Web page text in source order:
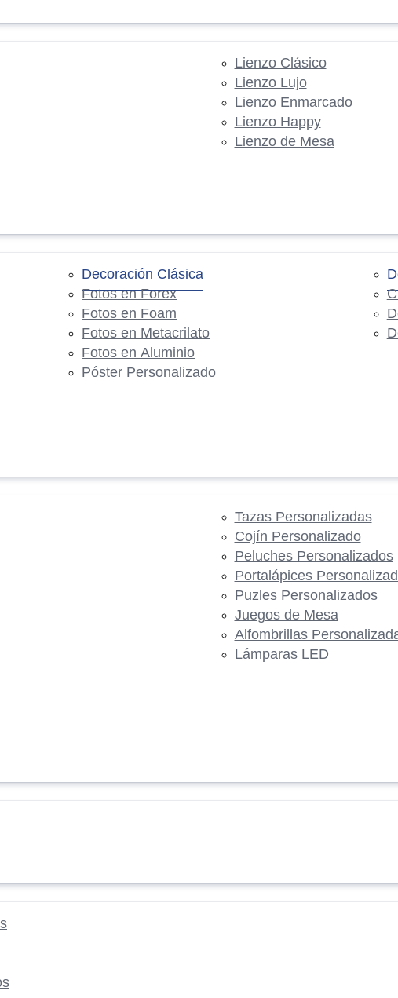
Lienzo Clásico
Lienzo Lujo
Lienzo Enmarcado
Lienzo Happy
Lienzo de Mesa
Decoración Clásica
Fotos en Forex
Fotos en Foam
Fotos en Metacrilato
Fotos en Aluminio
Póster Personalizado
Tazas Personalizadas
Cojín Personalizado
Peluches Personalizados
Portalápices
Puzles Personalizados
Juegos de Mesa
Alfombrillas
Lámparas LED